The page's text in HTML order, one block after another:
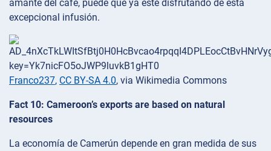
amante del café, puede que ya esté disfrutando de esta
excepcional infusión.
Franco237, CC BY-SA 4.0, via Wikimedia Commons
Fact 10: Cameroon’s exports are based on natural
resources
La economía de Camerún depende en gran medida de sus